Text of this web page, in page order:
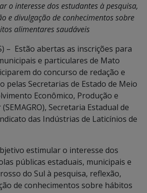
o interesse dos estudantes à pesquisa,
e divulgação de conhecimentos sobre
alimentares saudáveis
– Estão abertas as inscrições para
e particulares de Mato
do concurso de redação e
pelas Secretarias de Estado de Meio
Econômico, Produção e
Secretaria Estadual de
das Indústrias de Laticínios de
estimular o interesse dos
públicas estaduais, municipais e
do Sul à pesquisa, reflexão,
de conhecimentos sobre hábitos